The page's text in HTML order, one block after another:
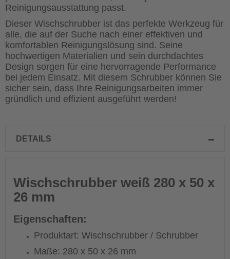
Reinigungsausstattung passt.
Dieser Wischschrubber ist das perfekte Werkzeug für
alle, die auf der Suche nach einer effektiven und
komfortablen Reinigungslösung sind. Seine
hochwertigen Materialien und sein durchdachtes
Design sorgen für eine hervorragende Performance
bei jedem Einsatz. Mit diesem Schrubber können Sie
sicher sein, dass Ihre Reinigungsarbeiten immer
gründlich und effizient ausgeführt werden!
DETAILS
Wischschrubber weiß 280 x 50 x
26 mm
Eigenschaften:
Produktart: Wischschrubber / Schrubber
Maße: 280 x 50 x 26 mm